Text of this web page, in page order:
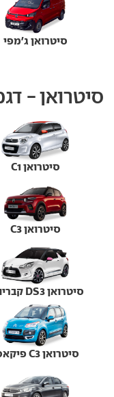
סיטרואן ג'מפי
סיטרואן -
סיטרואן C1
סיטרואן C3
סיטרואן DS3 קבריולה
סיטרואן C3 פיקאסו